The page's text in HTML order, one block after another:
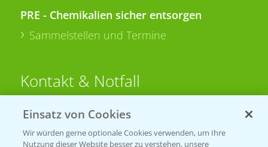
PRE - Chemikalien sicher entsorgen
Sammelstellen und Termine
Kontakt & Notfall
Beratung auf WhatsApp
T.+49 (0)174 346 564 1
Einsatz von Cookies
Wir würden gerne optionale Cookies verwenden, um Ihre
Nutzung dieser Website besser zu verstehen, unsere